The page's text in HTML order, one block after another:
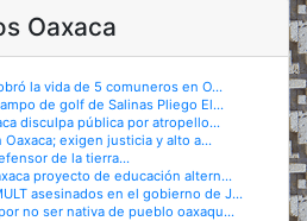
Oaxaca
la vida de 5 comuneros en O...
de golf de Salinas Pliego El...
disculpa pública por atropello...
exigen justicia y alto a...
de la tierra...
proyecto de educación altern...
asesinados en el gobierno de J...
no ser nativa de pueblo oaxaqu...